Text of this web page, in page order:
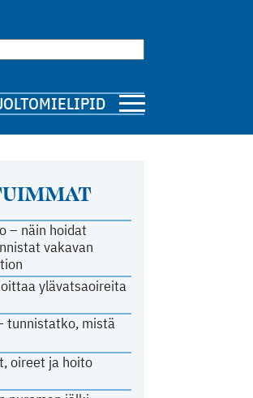
MIELIPIDE
– näin hoidat
vakavan
ylävatsaoireita
tunnistatko, mistä
oireet ja hoito